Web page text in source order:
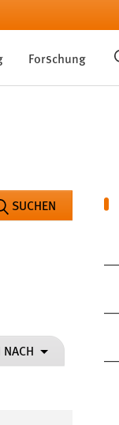
Forschung
SUCHEN
NACH